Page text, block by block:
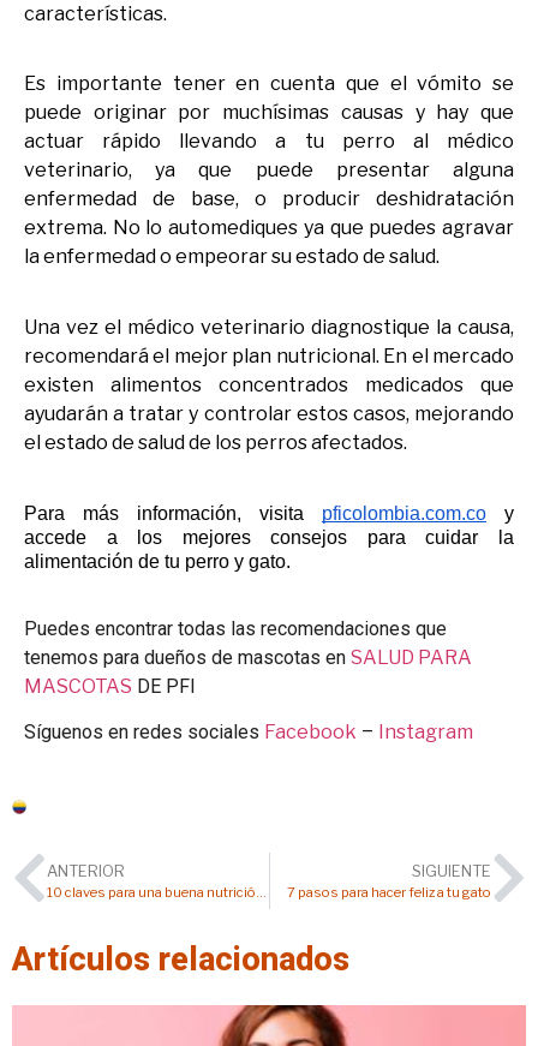
características.
Es importante tener en cuenta que el vómito se
puede originar por muchísimas causas y hay que
actuar rápido llevando a tu perro al médico
veterinario, ya que puede presentar alguna
enfermedad de base, o producir deshidratación
extrema. No lo automediques ya que puedes agravar
la enfermedad o empeorar su estado de salud.
Una vez el médico veterinario diagnostique la causa,
recomendará el mejor plan nutricional. En el mercado
existen alimentos concentrados medicados que
ayudarán a tratar y controlar estos casos, mejorando
el estado de salud de los perros afectados.
Para más información, visita pficolombia.com.co y
accede a los mejores consejos para cuidar la
alimentación de tu perro y gato.
Puedes encontrar todas las recomendaciones que
tenemos para dueños de mascotas en SALUD PARA
MASCOTAS DE PFI
Síguenos en redes sociales Facebook – Instagram
ANTERIOR
10 claves para una buena nutrición en perros y gatos
SIGUIENTE
7 pasos para hacer feliz a tu gato
Artículos relacionados